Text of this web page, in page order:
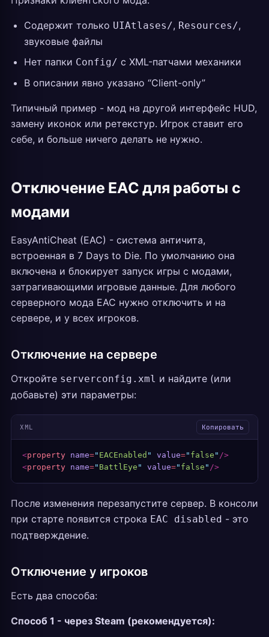
Содержит только UIAtlases/, Resources/,
звуковые файлы
Нет папки Config/ с XML-патчами механики
В описании явно указано “Client-only”
Типичный пример - мод на другой интерфейс HUD,
замену иконок или ретекстур. Игрок ставит его
себе, и больше ничего делать не нужно.
Отключение EAC для работы с
модами
EasyAntiCheat (EAC) - система античита,
встроенная в 7 Days to Die. По умолчанию она
включена и блокирует запуск игры с модами,
затрагивающими игровые данные. Для любого
серверного мода EAC нужно отключить и на
сервере, и у всех игроков.
Отключение на сервере
Откройте serverconfig.xml и найдите (или
добавьте) эти параметры:
XML Копировать
<property name=" EACEnabled " value=" false " />
<property name=" BattlEye " value=" false " />
После изменения перезапустите сервер. В консоли
при старте появится строка EAC disabled - это
подтверждение.
Отключение у игроков
Есть два способа:
Способ 1 - через Steam (рекомендуется):